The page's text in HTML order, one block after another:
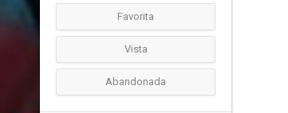
Favorita
Vista
Abandonada